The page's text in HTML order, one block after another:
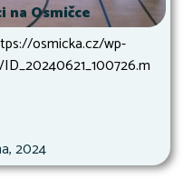
na Osmičce
osmicka.cz/wp-
2024